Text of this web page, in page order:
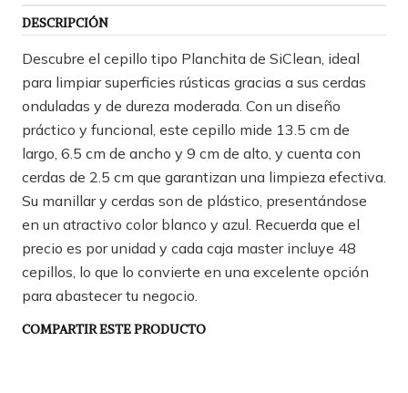
DESCRIPCIÓN
Descubre el cepillo tipo Planchita de SiClean, ideal
para limpiar superficies rústicas gracias a sus cerdas
onduladas y de dureza moderada. Con un diseño
práctico y funcional, este cepillo mide 13.5 cm de
largo, 6.5 cm de ancho y 9 cm de alto, y cuenta con
cerdas de 2.5 cm que garantizan una limpieza efectiva.
Su manillar y cerdas son de plástico, presentándose
en un atractivo color blanco y azul. Recuerda que el
precio es por unidad y cada caja master incluye 48
cepillos, lo que lo convierte en una excelente opción
para abastecer tu negocio.
COMPARTIR ESTE PRODUCTO